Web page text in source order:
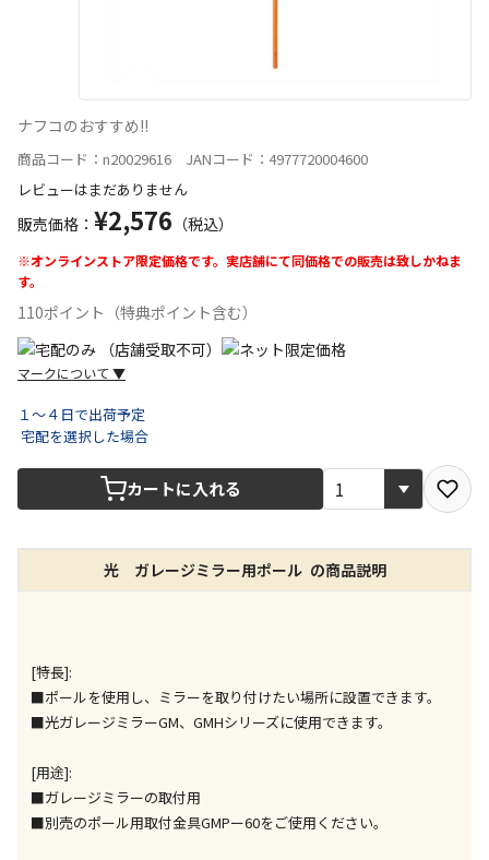
ナフコのおすすめ!!
商品コード：n20029616 JANコード：4977720004600
レビューはまだありません
販売価格： ¥2,576 （税込）
※オンラインストア限定価格です。実店舗にて同価格での販売は致しかねま
す。
110ポイント（特典ポイント含む）
マークについて ▼
できません）
※同時購入の商品は、全て同じ店舗での受取となりま
す
す
が、ご購入手続きを分けてお買い求めください
※支払い方法の代金引換は選択できません。
※電話注文はできません。
１～４日で出荷予定
宅配を選択した場合
カートに入れる
光 ガレージミラー用ポール の商品説明
[特長]:
■ポールを使用し、ミラーを取り付けたい場所に設置できます。
■光ガレージミラーGM、GMHシリーズに使用できます。
[用途]:
■ガレージミラーの取付用
■別売のポール用取付金具GMPー60をご使用ください。